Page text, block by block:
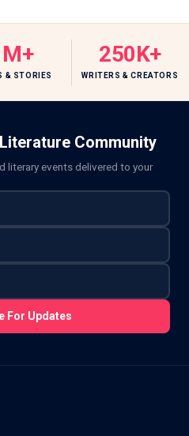
& STORIES
250K+
WRITERS & CREATORS
Community
literary events delivered to your
For Updates